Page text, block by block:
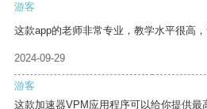
游客
这款app的老师非常专业，教学水平很高
2024-09-29
游客
这款加速器VPM应用程序可以给你提供最